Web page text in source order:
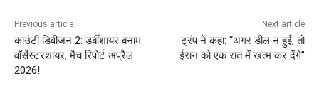
Previous article
काउंटी डिवीजन 2: डर्बीशायर बनाम
वॉर्सेस्टरशायर, मैच रिपोर्ट अप्रैल
2026!
Next article
ट्रंप ने कहा: “अगर डील न हुई, तो
ईरान को एक रात में खत्म कर देंगे”